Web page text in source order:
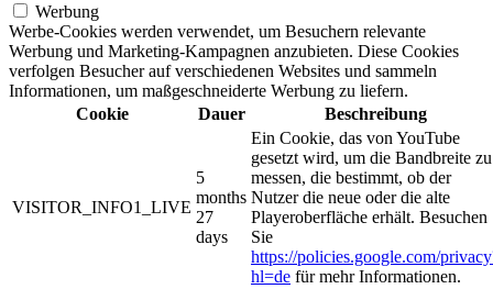
Werbung
Werbe-Cookies werden verwendet, um Besuchern relevante
Werbung und Marketing-Kampagnen anzubieten. Diese Cookies
verfolgen Besucher auf verschiedenen Websites und sammeln
Informationen, um maßgeschneiderte Werbung zu liefern.
Cookie
Dauer Beschreibung
VISITOR_INFO1_LIVE
5
months
27
days
Ein Cookie, das von YouTube
gesetzt wird, um die Bandbreite zu
messen, die bestimmt, ob der
Nutzer die neue oder die alte
Playeroberfläche erhält. Besuchen
Sie
https://policies.google.com/
hl=de für mehr Informationen.